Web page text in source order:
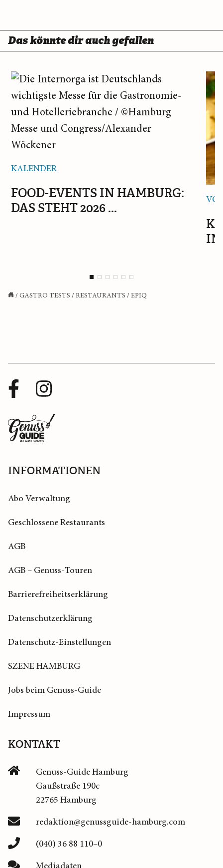
Das könnte dir auch gefallen
KALENDER
FOOD-EVENTS IN HAMBURG:
DAS STEHT 2026 ...
IN
/ GASTRO TESTS / RESTAURANTS / EPIQ
Facebook
Profil
Instagram
Zurück
zur
INFORMATIONEN
Abo Verwaltung
Geschlossene Restaurants
AGB
AGB – Genuss-Touren
Barrierefreiheitserklärung
Datenschutzerklärung
Datenschutz-Einstellungen
SZENE HAMBURG
Jobs beim Genuss-Guide
Impressum
KONTAKT
Genuss-Guide Hamburg
Gaußstraße 190c
22765 Hamburg
redaktion@genussguide-hamburg.com
(040) 36 88 110–0